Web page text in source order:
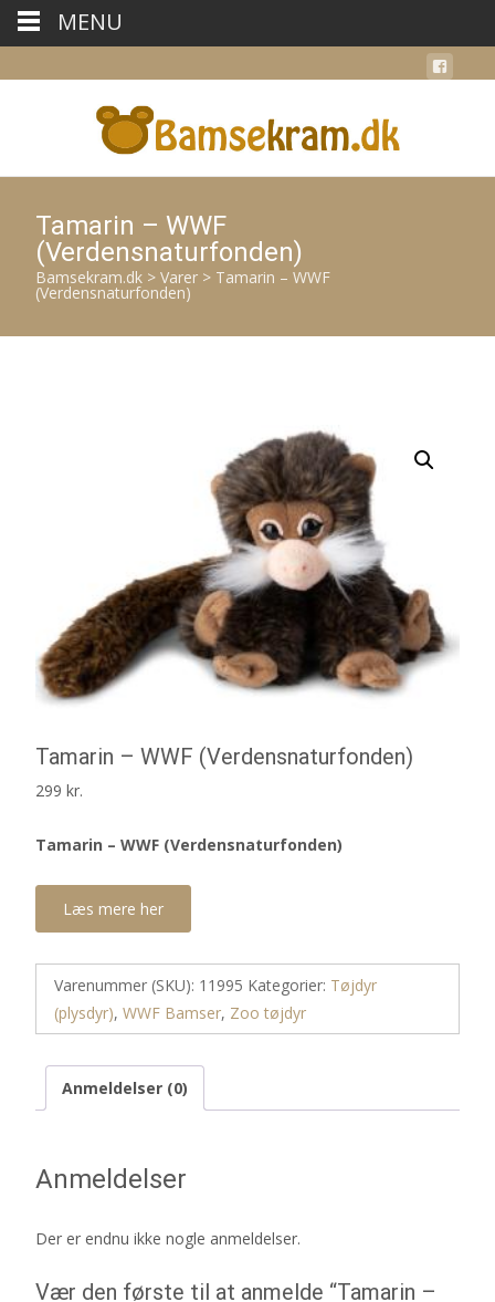
Tamarin – WWF
(Verdensnaturfonden)
Bamsekram.dk > Varer > Tamarin – WWF
(Verdensnaturfonden)
Tamarin – WWF (Verdensnaturfonden)
299 kr.
Tamarin – WWF (Verdensnaturfonden)
Læs mere her
Varenummer (SKU): 11995 Kategorier: Tøjdyr
(plysdyr), WWF Bamser, Zoo tøjdyr
Anmeldelser (0)
Anmeldelser
Der er endnu ikke nogle anmeldelser.
Vær den første til at anmelde “Tamarin –
MENU